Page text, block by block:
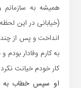
(خیابانی در این
انداخت و پس از چند
به کارم وفادار
کار خودم خیانت
او سپس خطاب به